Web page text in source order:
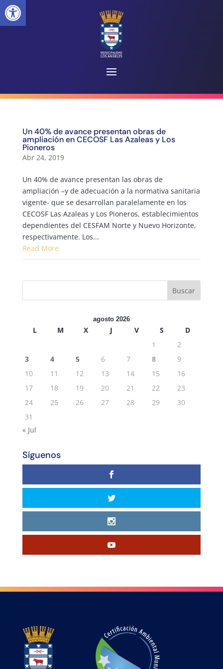
Un 40% de avance presentan obras de
ampliación en CECOSF Las Azaleas y Los
Pioneros
Abr 24, 2019
Un 40% de avance presentan las obras de
ampliación –y de adecuación a la normativa sanitaria
vigente- que se desarrollan paralelamente en los
CECOSF Las Azaleas y Los Pioneros, establecimientos
dependientes del CESFAM Norte y Nuevo Horizonte,
respectivamente. Los...
Read More
agosto 2026
L M X J V S
D
1
2
3
4 5 6 7 8
9
10
11 12 13 14 15
16
17
18 19 20 21 22
23
24
25 26 27 28 29
30
31
« Jul
Síguenos